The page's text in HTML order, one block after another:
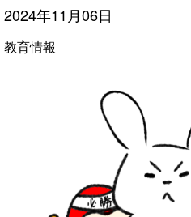
2024年11月06日
教育情報